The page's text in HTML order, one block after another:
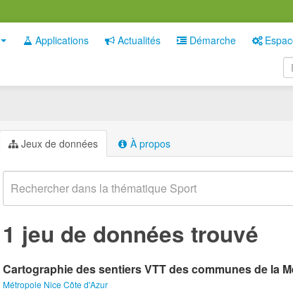
Applications Actualités Démarche
Jeux de données À propos
1 jeu de données trouvé
Cartographie des sentiers VTT des communes de la
Métropole Nice Côte d'Azur